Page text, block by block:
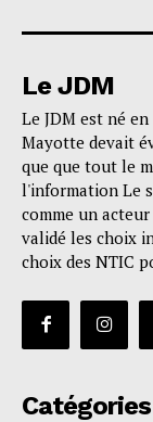
Le JDM
Le JDM est né
Mayotte devait
que que tout le
l'information Le
comme un
validé les choix
choix des NTIC
Catégories